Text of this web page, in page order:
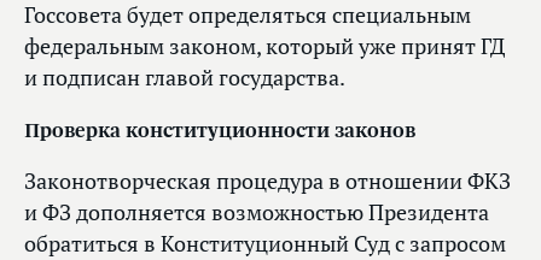
Госсовета будет определяться специальным
федеральным законом, который уже принят ГД
и подписан главой государства.
Проверка конституционности законов
Законотворческая процедура в отношении ФКЗ
и ФЗ дополняется возможностью Президента
обратиться в Конституционный Суд с запросом